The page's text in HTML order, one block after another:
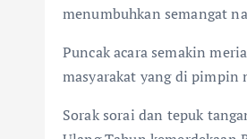
menumbuhkan semangat
Puncak acara semakin
masyarakat yang di pimpin
Sorak sorai dan tepuk